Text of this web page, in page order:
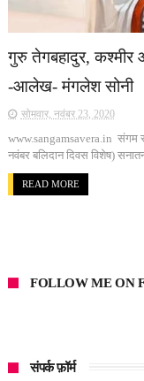
गुरु तेगबहादुर, कश्मीर
-आलेख- मंगलेश सोनी
सोमवार, नवंबर 23, 2020
www.sangamsavera.in संगम
नवंबर बलिदान दिवस विशेष)
READ MORE
FOLLOW ME ON
संपर्क फ़ॉर्म